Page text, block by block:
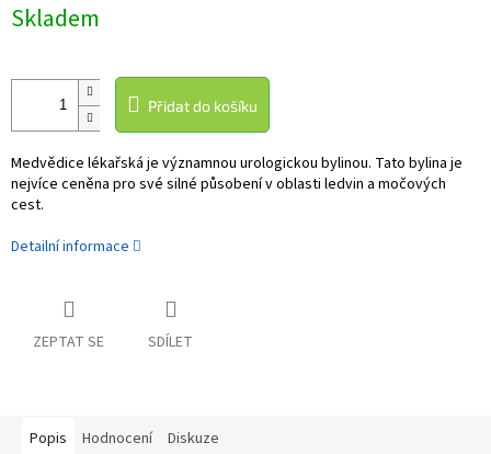
cena:
Skladem
Přidat do košíku
Medvědice lékařská je významnou urologickou bylinou. Tato bylina je
nejvíce ceněna pro své silné působení v oblasti ledvin a močových
cest.
Detailní informace
ZEPTAT SE SDÍLET
Popis Hodnocení Diskuze